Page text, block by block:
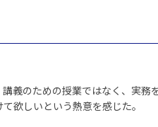
義のための授業ではなく、実務
欲しいという熱意を感じた。